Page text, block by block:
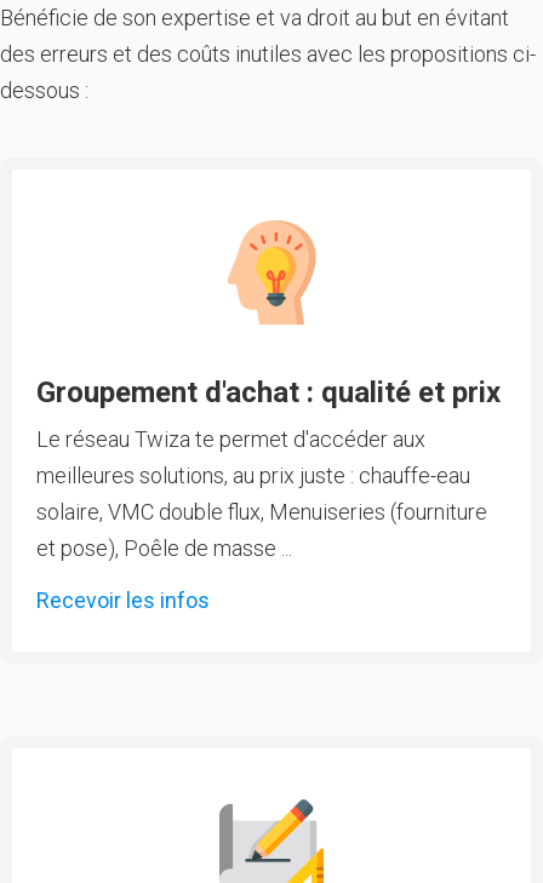
Bénéficie de son expertise et va droit au but en évitant
des erreurs et des coûts inutiles avec les propositions ci-
dessous :
Groupement d'achat : qualité et prix
Le réseau Twiza te permet d'accéder aux
meilleures solutions, au prix juste : chauffe-eau
solaire, VMC double flux, Menuiseries (fourniture
et pose), Poêle de masse ...
Recevoir les infos